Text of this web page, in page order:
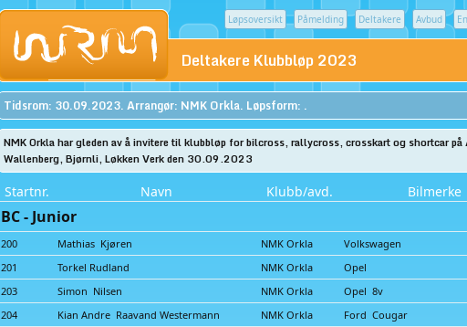
Løpsoversikt Påmelding Deltakere Avbud
Deltakere Klubbløp 2023
Tidsrom: 30.09.2023. Arrangør: NMK Orkla. Løpsform: .
NMK Orkla har gleden av å invitere til klubbløp for bilcross, rallycross, crosskart og shortcar på
Wallenberg, Bjørnli, Løkken Verk den 30.09.2023
Startnr. Navn Klubb/avd. Bilmerke
BC - Junior
200 Mathias Kjøren NMK Orkla
Volkswagen
201
Torkel Rudland NMK Orkla
Opel
203
Simon Nilsen NMK Orkla
Opel 8v
204
Kian Andre Raavand Westermann NMK Orkla
Ford Cougar